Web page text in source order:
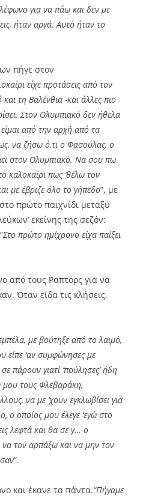
για να πάω και δεν με
ήταν αργά. Αυτό ήταν το
πήγε στον
είχε προτάσεις από τον
τη Βαλένθια -και άλλες πιο
Στον Ολυμπιακό δεν ήθελα
από την αρχή από τα
να ζήσω ό,τι ο Φασούλας, ο
στον Ολυμπιακό. Να σου πω
καλοκαίρι πως ‘θέλω τον
με έβριζε όλο το γήπεδο”, με
πρώτο παιχνίδι μεταξύ
εκείνης της σεζόν:
Στο πρώτο ημίχρονο είχα παίξει
από τους Ραπτορς για να
Όταν είδα τις κλήσεις,
με βούτηξε από το λαιμό,
είπε ‘αν συμφώνησες με
πάρουν γιατί ‘πούλησες’ ήδη
μου τους Φλεβαράκη,
να με ‘χουν εγκλωβίσει για
ο οποίος μου έλεγε ‘εγώ στο
λεφτά και θα σε γ… ο
τον αρπάξω και να μην τον
”.
και έκανε τα πάντα.“Πήγαμε